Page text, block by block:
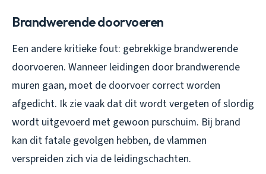
Brandwerende doorvoeren
Een andere kritieke fout: gebrekkige brandwerende
doorvoeren. Wanneer leidingen door brandwerende
muren gaan, moet de doorvoer correct worden
afgedicht. Ik zie vaak dat dit wordt vergeten of slordig
wordt uitgevoerd met gewoon purschuim. Bij brand
kan dit fatale gevolgen hebben, de vlammen
verspreiden zich via de leidingschachten.